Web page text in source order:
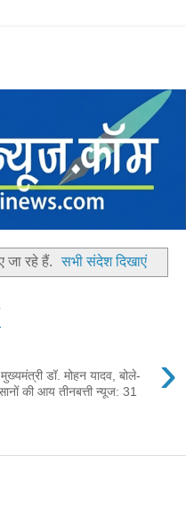
जा रहे हैं. सभी संदेश दिखाएं
›
डॉ. मोहन यादव, बोले-
की आय तीनबत्ती न्यूज: 31